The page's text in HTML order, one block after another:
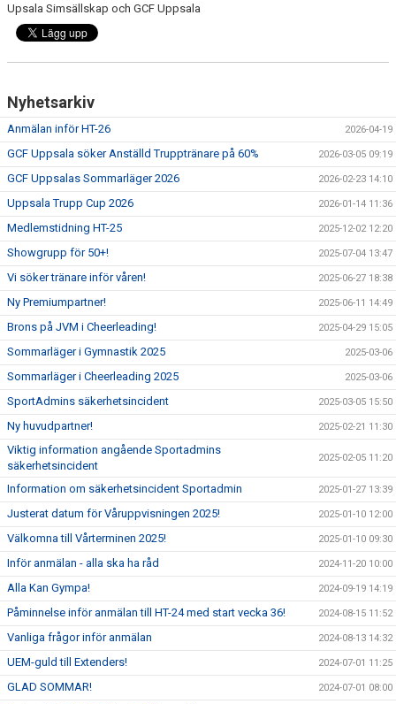
Upsala Simsällskap och GCF Uppsala
Nyhetsarkiv
Anmälan inför HT-26 2026-04-19
GCF Uppsala söker Anställd Trupptränare på 60% 2026-03-05 09:19
GCF Uppsalas Sommarläger 2026 2026-02-23 14:10
Uppsala Trupp Cup 2026 2026-01-14 11:36
Medlemstidning HT-25 2025-12-02 12:20
Showgrupp för 50+! 2025-07-04 13:47
Vi söker tränare inför våren! 2025-06-27 18:38
Ny Premiumpartner! 2025-06-11 14:49
Brons på JVM i Cheerleading! 2025-04-29 15:05
Sommarläger i Gymnastik 2025 2025-03-06
Sommarläger i Cheerleading 2025 2025-03-06
SportAdmins säkerhetsincident 2025-03-05 15:50
Ny huvudpartner! 2025-02-21 11:30
Viktig information angående Sportadmins
säkerhetsincident
2025-02-05 11:20
Information om säkerhetsincident Sportadmin 2025-01-27 13:39
Justerat datum för Våruppvisningen 2025! 2025-01-10 12:00
Välkomna till Vårterminen 2025! 2025-01-10 09:30
Inför anmälan - alla ska ha råd 2024-11-20 10:00
Alla Kan Gympa! 2024-09-19 14:19
Påminnelse inför anmälan till HT-24 med start vecka 36! 2024-08-15 11:52
Vanliga frågor inför anmälan 2024-08-13 14:32
UEM-guld till Extenders! 2024-07-01 11:25
GLAD SOMMAR! 2024-07-01 08:00